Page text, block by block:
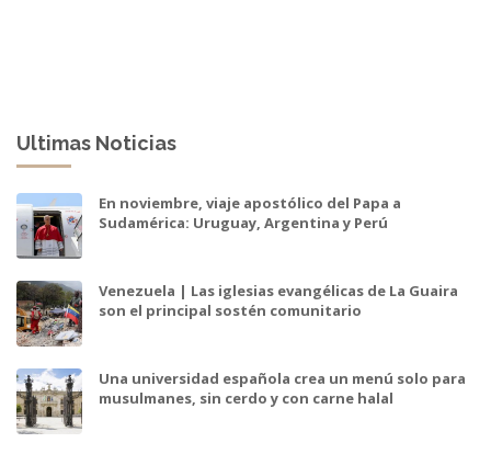
Ultimas Noticias
En noviembre, viaje apostólico del Papa a
Sudamérica: Uruguay, Argentina y Perú
Venezuela | Las iglesias evangélicas de La Guaira
son el principal sostén comunitario
Una universidad española crea un menú solo para
musulmanes, sin cerdo y con carne halal